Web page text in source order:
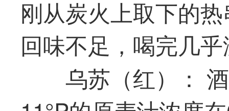
刚从炭火上取下的
回味不足，喝完几
乌苏（红）：